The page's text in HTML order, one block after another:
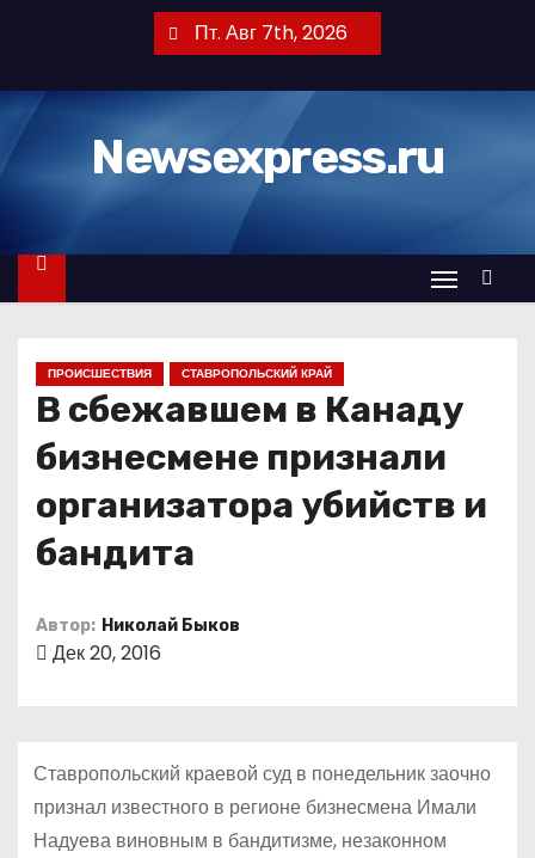
т
к
Пт. Авг 7th, 2026
Newsexpress.ru
ПРОИСШЕСТВИЯ СТАВРОПОЛЬСКИЙ КРАЙ
В сбежавшем в Канаду
бизнесмене признали
организатора убийств и
бандита
Автор: Николай Быков
Дек 20, 2016
Ставропольский краевой суд в понедельник заочно
признал известного в регионе бизнесмена Имали
Надуева виновным в бандитизме, незаконном